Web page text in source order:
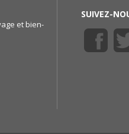
et bien-
SUIVEZ-